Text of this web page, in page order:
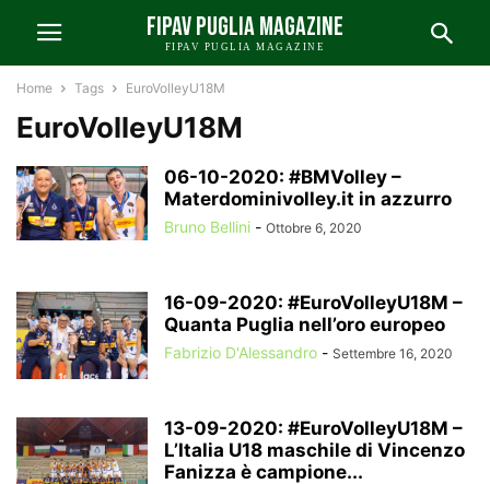
FIPAV PUGLIA MAGAZINE
FIPAV PUGLIA MAGAZINE
Home Tags EuroVolleyU18M
EuroVolleyU18M
06-10-2020: #BMVolley –
Materdominivolley.it in azzurro
Bruno Bellini - Ottobre 6, 2020
16-09-2020: #EuroVolleyU18M –
Quanta Puglia nell’oro europeo
Fabrizio D'Alessandro - Settembre 16, 2020
13-09-2020: #EuroVolleyU18M –
L’Italia U18 maschile di Vincenzo
Fanizza è campione...